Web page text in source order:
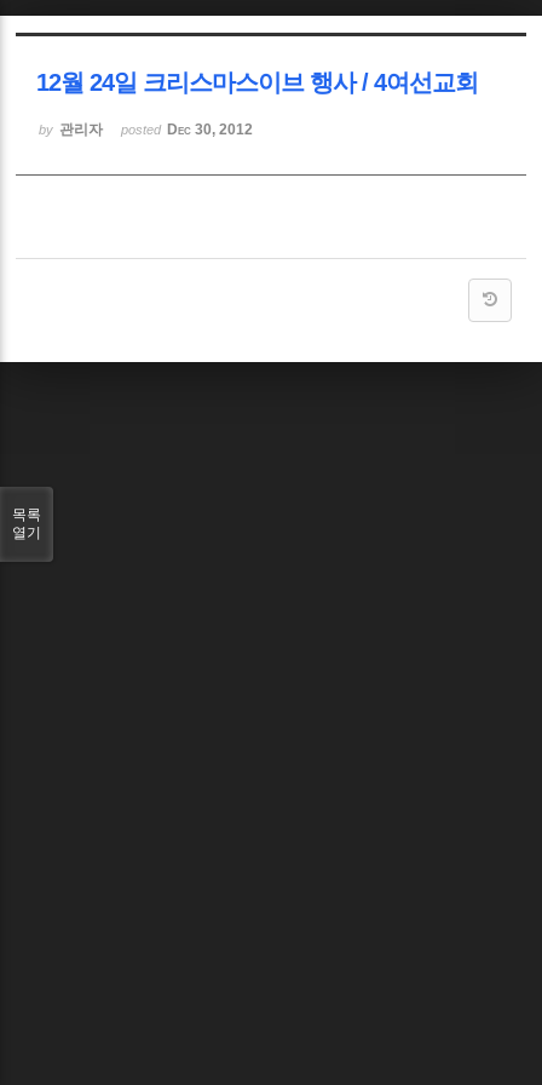
12월 24일 크리스마스이브 행사 / 4여선교회
by 관리자 posted Dec 30, 2012
목록
열기
Sketchbook5, 스케치북5
Sketchbook5, 스케치북5